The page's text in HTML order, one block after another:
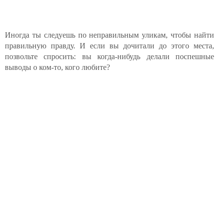
Иногда ты следуешь по неправильным уликам, чтобы найти
правильную правду. И если вы дочитали до этого места,
позвольте спросить: вы когда-нибудь делали поспешные
выводы о ком-то, кого любите?